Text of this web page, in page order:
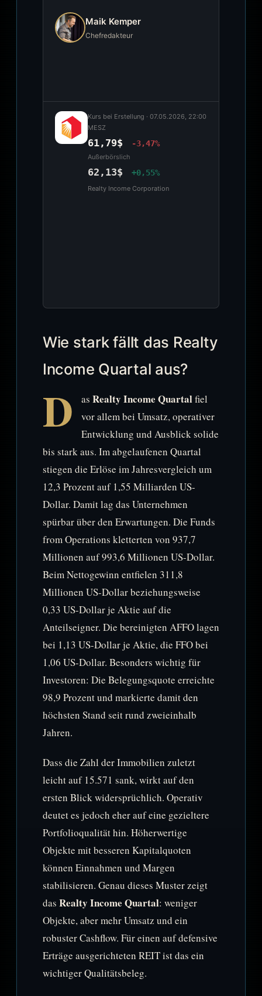
Maik Kemper
Chefredakteur
Kurs bei Erstellung · 07.05.2026, 22:00
MESZ
61,79$ -3,47%
Außerbörslich
62,13$ +0,55%
Realty Income Corporation
Wie stark fällt das Realty
Income Quartal aus?
D as Realty Income Quartalfiel
vor allem bei Umsatz, operativer
Entwicklung und Ausblick solide
bis stark aus. Im abgelaufenen Quartal
stiegen die Erlöse im Jahresvergleich um
12,3 Prozent auf 1,55 Milliarden US-
Dollar. Damit lag das Unternehmen
spürbar über den Erwartungen. Die Funds
from Operations kletterten von 937,7
Millionen auf 993,6 Millionen US-Dollar.
Beim Nettogewinn entfielen 311,8
Millionen US-Dollar beziehungsweise
0,33 US-Dollar je Aktie auf die
Anteilseigner. Die bereinigten AFFO lagen
bei 1,13 US-Dollar je Aktie, die FFO bei
1,06 US-Dollar. Besonders wichtig für
Investoren: Die Belegungsquote erreichte
98,9 Prozent und markierte damit den
höchsten Stand seit rund zweieinhalb
Jahren.
Dass die Zahl der Immobilien zuletzt
leicht auf 15.571 sank, wirkt auf den
ersten Blick widersprüchlich. Operativ
deutet es jedoch eher auf eine gezieltere
Portfolioqualität hin. Höherwertige
Objekte mit besseren Kapitalquoten
können Einnahmen und Margen
stabilisieren. Genau dieses Muster zeigt
das Realty Income Quartal: weniger
Objekte, aber mehr Umsatz und ein
robuster Cashflow. Für einen auf defensive
Erträge ausgerichteten REIT ist das ein
wichtiger Qualitätsbeleg.